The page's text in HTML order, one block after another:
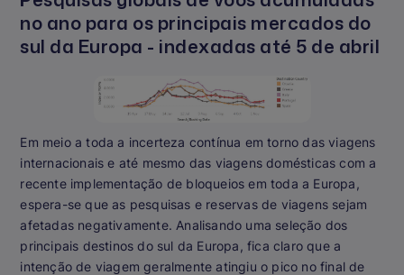
no ano para os principais mercados do
sul da Europa - indexadas até 5 de abril
Em meio a toda a incerteza contínua em torno das viagens
internacionais e até mesmo das viagens domésticas com a
recente implementação de bloqueios em toda a Europa,
espera-se que as pesquisas e reservas de viagens sejam
afetadas negativamente. Analisando uma seleção dos
principais destinos do sul da Europa, fica claro que a
intenção de viagem geralmente atingiu o pico no final de